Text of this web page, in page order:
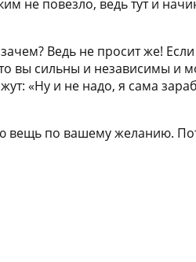
не повезло, ведь тут и
Ведь не просит же! Если
вы сильны и независимы и
«Ну и не надо, я сама
вещь по вашему желанию.